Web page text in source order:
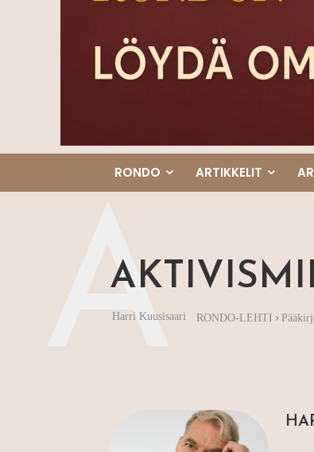
RONDO ARTIKKELIT
A
Harri Kuusisaari RONDO-LEHTI